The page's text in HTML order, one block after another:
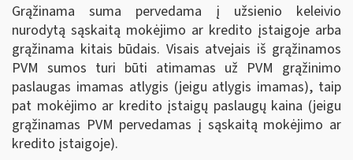
Grąžinama suma pervedama į užsienio keleivio
nurodytą sąskaitą mokėjimo ar kredito įstaigoje arba
grąžinama kitais būdais. Visais atvejais iš grąžinamos
PVM sumos turi būti atimamas už PVM grąžinimo
paslaugas imamas atlygis (jeigu atlygis imamas), taip
pat mokėjimo ar kredito įstaigų paslaugų kaina (jeigu
grąžinamas PVM pervedamas į sąskaitą mokėjimo ar
kredito įstaigoje).